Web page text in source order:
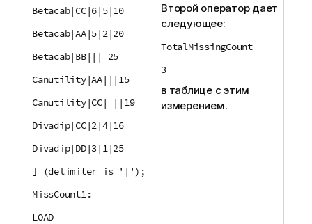
Betacab|CC|6|5|10
Betacab|AA|5|2|20
Betacab|BB||| 25
Canutility|AA|||15
Canutility|CC| ||19
Divadip|CC|2|4|16
Divadip|DD|3|1|25
] (delimiter is '|');
MissCount1:
LOAD
Второй оператор дает
следующее:
TotalMissingCount
3
в таблице с этим
измерением.